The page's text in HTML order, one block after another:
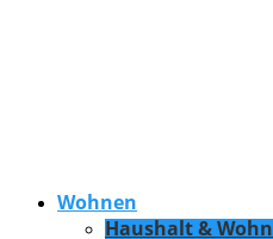
Wohnen
Haushalt &